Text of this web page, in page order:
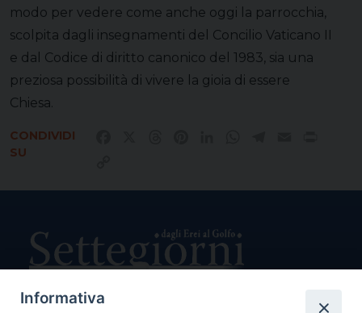
modo per vedere come anche oggi la parrocchia,
scolpita dagli insegnamenti del Concilio Vaticano II
e dal Codice di diritto canonico del 1983, sia una
preziosa possibilità di vivere la gioia di essere
Chiesa.
CONDIVIDI
SU
Informativa